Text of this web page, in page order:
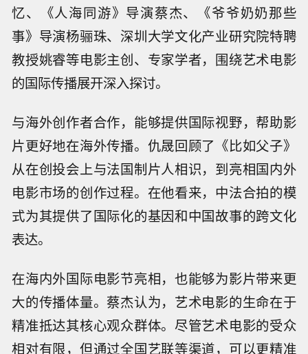
忆、《人海同游》导演蔡杰、《爷爷奶奶那些
事》导演杨骊珠、深圳大学文化产业研究院特聘
教授姚睿等电影主创、专家学者，围绕艺术电影
的国际传播展开深入探讨。
与海外创作者合作，能够提供国际视野，帮助影
片更好地在海外传播。仇晟回顾了《比如父子》
从在创投会上与法国制片人相识，到亮相国内外
电影市场的创作过程。在他看来，中法合拍的模
式为其提供了国际化的基因和中国故事的跨文化
表达。
在海内外国际电影节亮相，也能够为影片带来更
大的传播体量。蔡杰认为，艺术电影的生命在于
精准抵达其核心观众群体。尽管艺术电影的受众
相对有限，但通过全国艺联等渠道，可以更精准